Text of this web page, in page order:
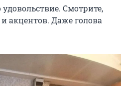
Смотрите,
акцентов. Даже голова